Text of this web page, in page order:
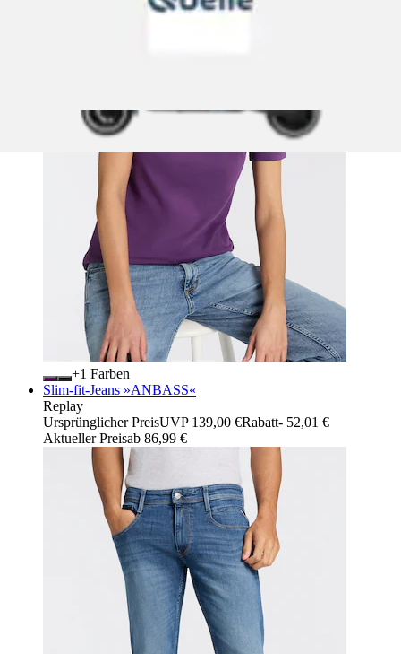
+
Farben
Slim-fit-Jeans »ANBASS«
Replay
Ursprünglicher PreisUVP 139,00 €Rabatt- 52,01 €
Aktueller Preisab 86,99 €